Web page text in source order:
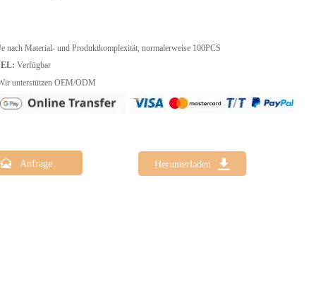
nach Material- und Produktkomplexität, normalerweise 100PCS
Verfügbar
unterstützen OEM/ODM
 Anfrage Herunterladen 